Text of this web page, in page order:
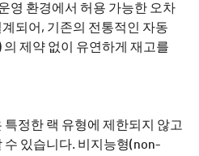
영 환경에서 허용 가능한 오차
되어, 기존의 전통적인 자동
의 제약 없이 유연하게 재고를
정한 랙 유형에 제한되지 않고
수 있습니다. 비지능형(non-